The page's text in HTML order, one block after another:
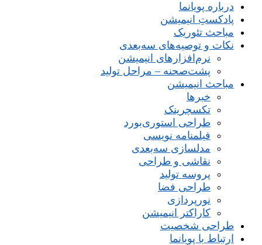
درباره پویانما
پادکستِ انیمیشن
مباحث تئوریک
نکات و توصیه‌های‌ سه‌بعدی
نرم‌افزارهای انیمیشن
پشت‌صحنه – مراحل تولید
مباحث انیمیشن
خبرها
تکسچرینک
طراحی استوری‌بورد
فیلمنامه نویسی
مدلسازی سه‌بعدی
نقاشی و طراحی
پروسه تولید
طراحی فضا
نورپردازی
کاراکتر انیمیشن
طراحی شخصیت
ارتباط با پویانما